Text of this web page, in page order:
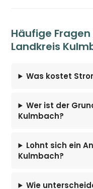
Häufige
Landkreis
Was kostet
Wer ist der
Kulmbach?
Lohnt sich ein
Kulmbach?
Wie